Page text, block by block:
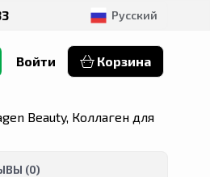
Русский
Войти Корзина
Beauty, Коллаген для
(0)